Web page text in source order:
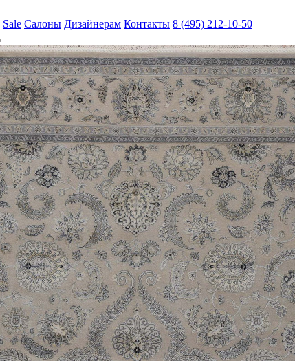
Sale Салоны Дизайнерам Контакты 8 (495) 212-10-50